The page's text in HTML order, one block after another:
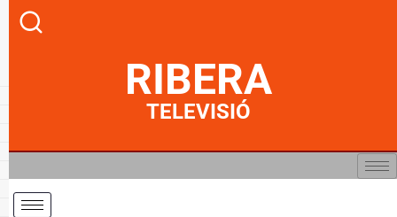
RIBERA
TELEVISIÓ